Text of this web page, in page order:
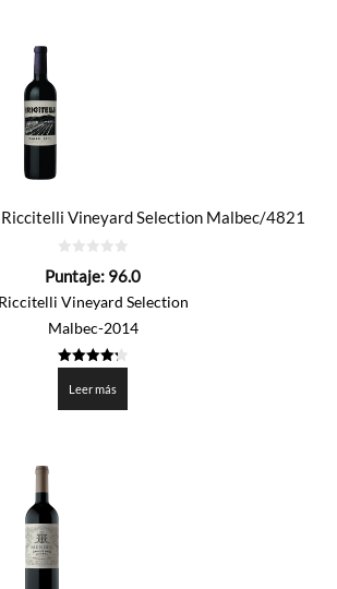
Vineyard Selection Malbec/4821
de
Puntaje: 96.0
Riccitelli Vineyard Selection
Malbec-2014
de 5
Leer más